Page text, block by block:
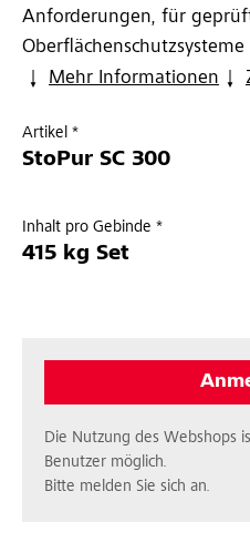
Anforderungen, für
Oberflächenschutzsysteme
Mehr Informationen
Artikel *
StoPur SC 300
Inhalt pro Gebinde *
415 kg Set
Die Nutzung des Webshops
Benutzer möglich.
Bitte melden Sie sich an.